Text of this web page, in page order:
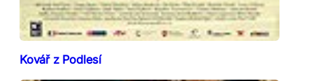
Kovář z Podlesí